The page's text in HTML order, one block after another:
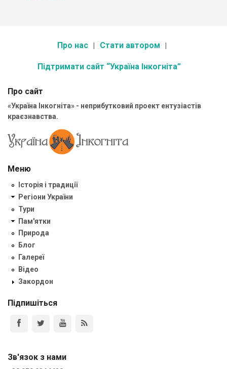
Про нас Стати автором
Підтримати сайт “Україна Інкогніта”
Про сайт
«Україна Інкогніта» - неприбутковий проект ентузіастів
краєзнавства.
Меню
Історія і традиції
Регіони України
Тури
Пам'ятки
Природа
Блог
Галереї
Відео
Закордон
Підпишіться
Зв'язок з нами